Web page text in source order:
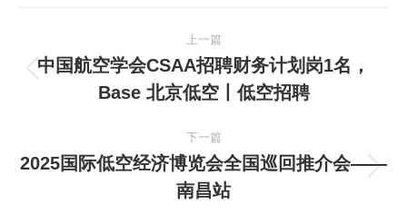
章
上一篇
上
一
篇
文
章：
中国航空学会CSAA招聘财务计划岗1名，
Base 北京低空丨低空招聘
下一篇
下
一
2025国际低空经济博览会全国巡回推介会——
南昌站